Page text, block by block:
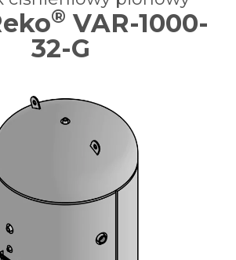
® VAR-1000-
32-G